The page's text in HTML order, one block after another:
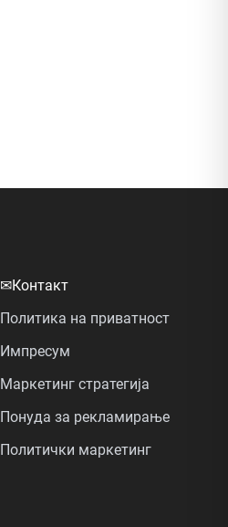
✉Контакт
Политика на приватност
Импресум
Маркетинг стратегија
Понуда за рекламирање
Политички маркетинг